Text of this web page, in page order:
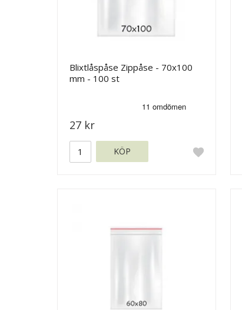
Blixtlåspåse Zippåse - 70x100
mm - 100 st
27 kr
KÖP